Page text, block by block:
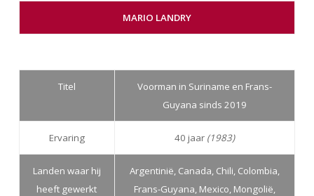
MARIO LANDRY
Titel
Voorman in Suriname en Frans-
Guyana sinds 2019
Ervaring 40 jaar (1983)
Landen waar hij
heeft gewerkt
Argentinië, Canada, Chili, Colombia,
Frans-Guyana, Mexico, Mongolië,